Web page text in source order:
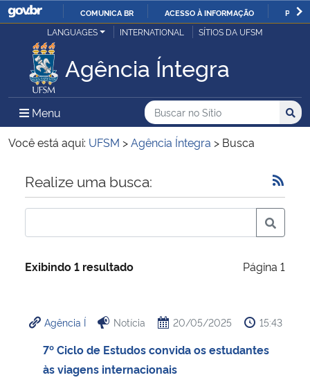
IR
COMUNICA BR ACESSO À INFORMAÇÃO
Ministério da Justiça e Segurança Pública
Ministério da Defesa
Ministério das Relações Exteriores
Ministério da Economia
Ministério da Infraestrutura
Ministério da Cidadania
LANGUAGES INTERNATIONAL SÍTIOS DA UFSM
Agência Íntegra
Menu Menu Principal do Sítio
Busca
Buscar no no Sítio
Busca:
Você está aqui: UFSM >Agência Íntegra > Busca
Início do conteúdo
Realize uma busca:
Exibindo 1 resultado Página 1
Agência Í Notícia 20/05/2025 15:43
7º Ciclo de Estudos convida os estudantes
às viagens internacionais